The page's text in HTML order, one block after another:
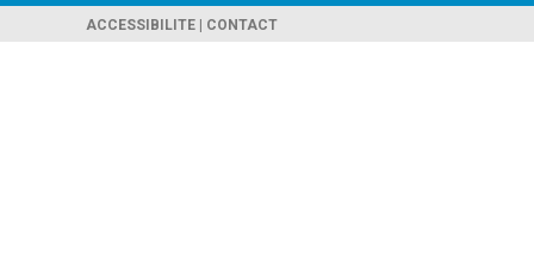
ACCESSIBILITE CONTACT